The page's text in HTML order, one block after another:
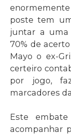
poste tem
juntar a uma
70% de
Mayo o ex-
certeiro
por jogo,
marcadores
Este
acompanhar